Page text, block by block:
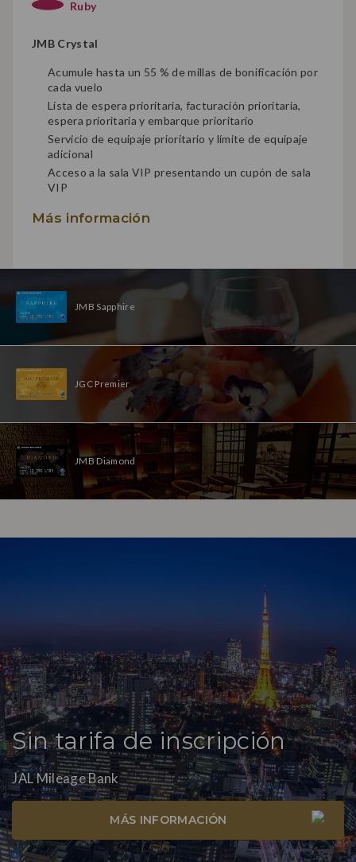
Ruby
JMB Crystal
Acumule hasta un 55 % de millas de bonificación por
cada vuelo
Lista de espera prioritaria, facturación prioritaria,
espera prioritaria y embarque prioritario
Servicio de equipaje prioritario y límite de equipaje
adicional
Acceso a la sala VIP presentando un cupón de sala
VIP
Más información
JMB Sapphire
JGC Premier
JMB Diamond
Sin tarifa de inscripción
JAL Mileage Bank
MÁS INFORMACIÓN